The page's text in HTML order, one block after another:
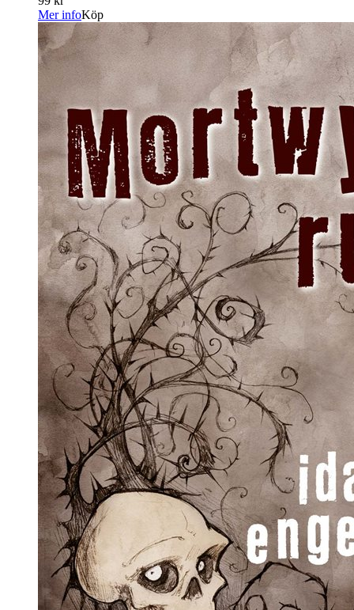
Mer infoKöp